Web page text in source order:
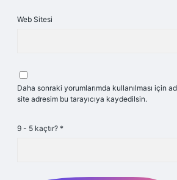
Web Sitesi
Daha sonraki yorumlarımda kullanılması için
site adresim bu tarayıcıya kaydedilsin.
9 - 5 kaçtır? *